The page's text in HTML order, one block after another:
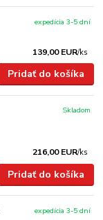
139,00 EUR/ks
expedícia 3-5 dní
Pridať do košíka
216,00 EUR/ks
Skladom
Pridať do košíka
expedícia 3-5 dní